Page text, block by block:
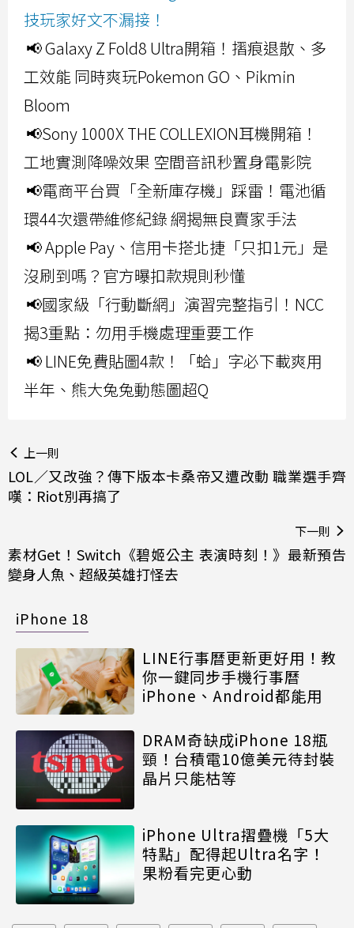
技玩家好文不漏接！
📢 Galaxy Z Fold8 Ultra開箱！摺痕退散、多
工效能 同時爽玩Pokemon GO、Pikmin
Bloom
📢Sony 1000X THE COLLEXION耳機開箱！
工地實測降噪效果 空間音訊秒置身電影院
📢電商平台買「全新庫存機」踩雷！電池循
環44次還帶維修紀錄 網揭無良賣家手法
📢 Apple Pay、信用卡搭北捷「只扣1元」是
沒刷到嗎？官方曝扣款規則秒懂
📢國家級「行動斷網」演習完整指引！NCC
揭3重點：勿用手機處理重要工作
📢 LINE免費貼圖4款！「蛤」字必下載爽用
半年、熊大兔兔動態圖超Q
上一則
LOL／又改強？傳下版本卡桑帝又遭改動 職業選手齊
嘆：Riot別再搞了
下一則
素材Get！Switch《碧姬公主 表演時刻！》最新預告
變身人魚、超級英雄打怪去
iPhone 18
LINE行事曆更新更好用！教
你一鍵同步手機行事曆
iPhone、Android都能用
DRAM奇缺成iPhone 18瓶
頸！台積電10億美元待封裝
晶片只能枯等
iPhone Ultra摺疊機「5大
特點」配得起Ultra名字！
果粉看完更心動